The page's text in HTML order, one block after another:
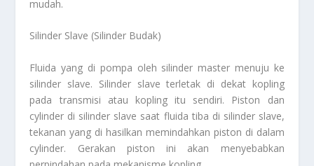
mudah.
Silinder Slave (Silinder Budak)
Fluida yang di pompa oleh silinder master menuju ke
silinder slave. Silinder slave terletak di dekat kopling
pada transmisi atau kopling itu sendiri. Piston dan
cylinder di silinder slave saat fluida tiba di silinder slave,
tekanan yang di hasilkan memindahkan piston di dalam
cylinder. Gerakan piston ini akan menyebabkan